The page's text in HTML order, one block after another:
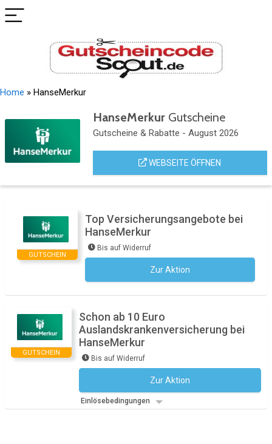
Home » HanseMerkur
HanseMerkurGutscheine
Gutscheine & Rabatte - August 2026
WEBSEITE ÖFFNEN
GUTSCHEIN
Top Versicherungsangebote bei
HanseMerkur
Bis auf Widerruf
Zur Aktion
GUTSCHEIN
Schon ab 10 Euro
Auslandskrankenversicherung bei
HanseMerkur
Bis auf Widerruf
Zur Aktion
Einlösebedingungen